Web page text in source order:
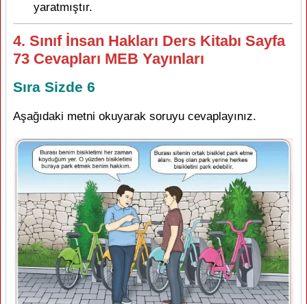
yaratmıştır.
4. Sınıf İnsan Hakları Ders Kitabı Sayfa
73 Cevapları MEB Yayınları
Sıra Sizde 6
Aşağıdaki metni okuyarak soruyu cevaplayınız.